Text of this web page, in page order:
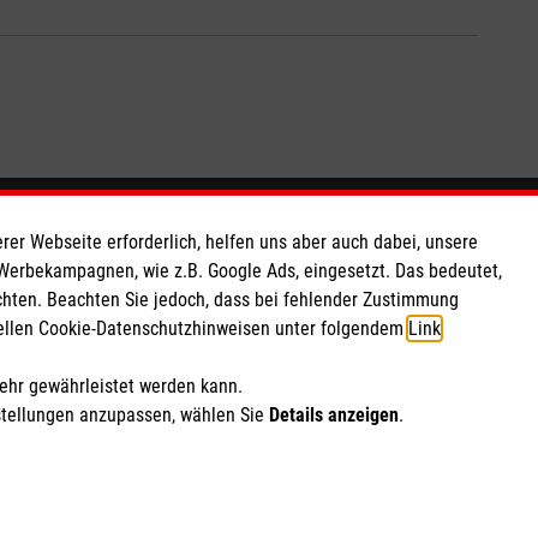
e.V.
eG
So finden Sie uns
Ebertstr. 2
30926 Seelze
Email:info.hannover@malteser.org
Webseite erforderlich, helfen uns aber auch dabei, unsere
wie z.B. Google Ads, eingesetzt. Das bedeutet,
Beachten Sie jedoch, dass bei fehlender Zustimmung
Cookie-Datenschutzhinweisen unter folgendem Link
gewährleistet werden kann.
anzupassen, wählen Sie Details anzeigen.